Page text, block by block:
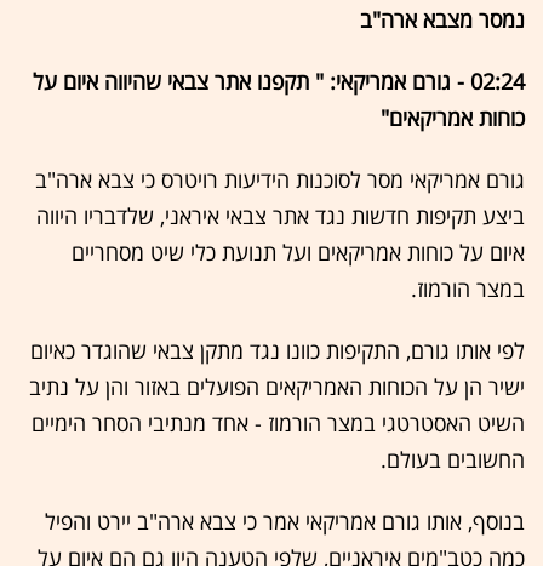
נמסר מצבא ארה"ב
02:24 - גורם אמריקאי: " תקפנו אתר צבאי שהיווה איום על
כוחות אמריקאים"
גורם אמריקאי מסר לסוכנות הידיעות רויטרס כי צבא ארה"ב
ביצע תקיפות חדשות נגד אתר צבאי איראני, שלדבריו היווה
איום על כוחות אמריקאים ועל תנועת כלי שיט מסחריים
במצר הורמוז.
לפי אותו גורם, התקיפות כוונו נגד מתקן צבאי שהוגדר כאיום
ישיר הן על הכוחות האמריקאים הפועלים באזור והן על נתיב
השיט האסטרטגי במצר הורמוז - אחד מנתיבי הסחר הימיים
החשובים בעולם.
בנוסף, אותו גורם אמריקאי אמר כי צבא ארה"ב יירט והפיל
כמה כטב"מים איראניים, שלפי הטענה היוו גם הם איום על